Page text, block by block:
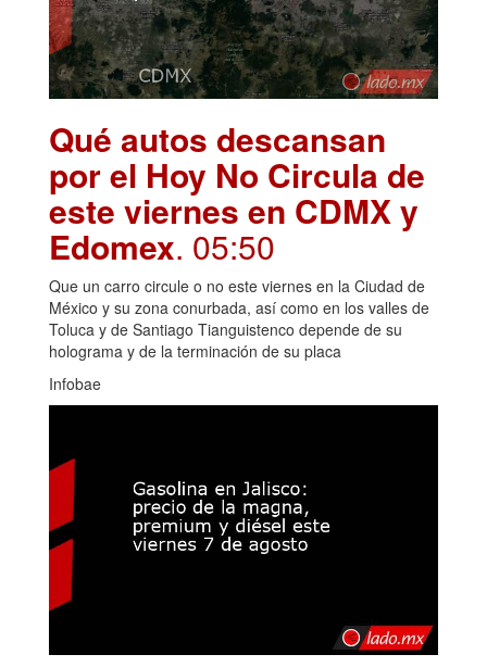
Qué autos descansan
por el Hoy No Circula de
este viernes en CDMX y
Edomex. 05:50
Que un carro circule o no este viernes en la Ciudad de
México y su zona conurbada, así como en los valles de
Toluca y de Santiago Tianguistenco depende de su
holograma y de la terminación de su placa
Infobae